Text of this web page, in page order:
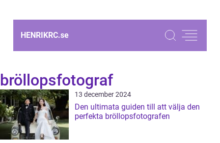
HENRIKRC.se
bröllopsfotograf
13 december 2024
Den ultimata guiden till att välja den
perfekta bröllopsfotografen